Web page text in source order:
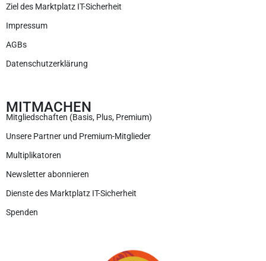
Ziel des Marktplatz IT-Sicherheit
Impressum
AGBs
Datenschutzerklärung
MITMACHEN
Mitgliedschaften (Basis, Plus, Premium)
Unsere Partner und Premium-Mitglieder
Multiplikatoren
Newsletter abonnieren
Dienste des Marktplatz IT-Sicherheit
Spenden